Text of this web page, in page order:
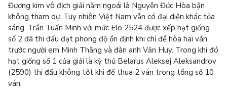
Đương kim vô địch giải năm ngoái là Nguyễn Đức Hòa bận
không tham dự. Tuy nhiên Việt Nam vẫn có đại diện khác tỏa
sáng. Trần Tuấn Minh với mức Elo 2524 được xếp hạt giống
số 2 đã thi đấu đạt phong độ ổn định khi chỉ để hòa hai ván
trước người em Minh Thắng và đàn anh Văn Huy. Trong khi đó
hạt giống số 1 của giải là kỳ thủ Belarus Aleksej Aleksandrov
(2590) thi đấu không tốt khi để thua 2 ván trong tổng số 10
ván.